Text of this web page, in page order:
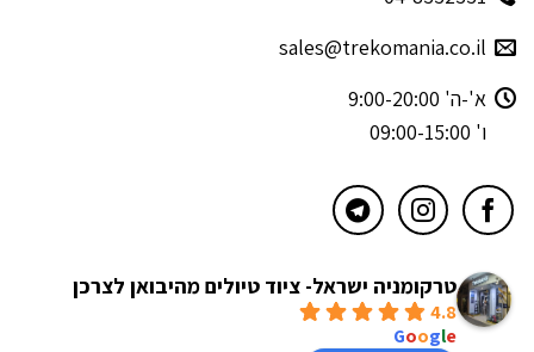
sales@trekomania.co.il
א'-ה' 9:00-20:00
ו' 09:00-15:00
טרקומניה ישראל- ציוד טיולים מהיבואן לצרכן
4.8
Google